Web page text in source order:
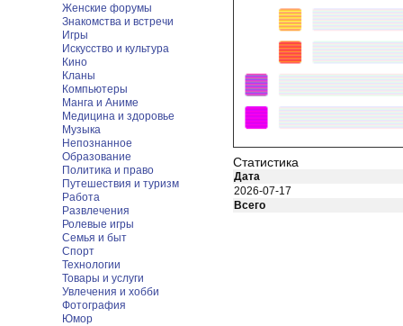
Женские форумы
Знакомства и встречи
Игры
Искусство и культура
Кино
Кланы
Компьютеры
Манга и Аниме
Медицина и здоровье
Музыка
Непознанное
Образование
Политика и право
Путешествия и туризм
Работа
Развлечения
Ролевые игры
Семья и быт
Спорт
Технологии
Товары и услуги
Увлечения и хобби
Фотография
Юмор
Статистика
Дата
2026-07-17
Всего